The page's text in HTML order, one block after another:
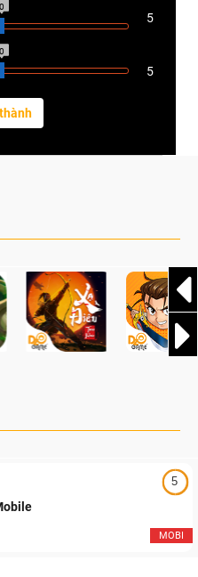
0
5
0
5
5
MOBI